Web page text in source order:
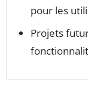
pour les
Projets